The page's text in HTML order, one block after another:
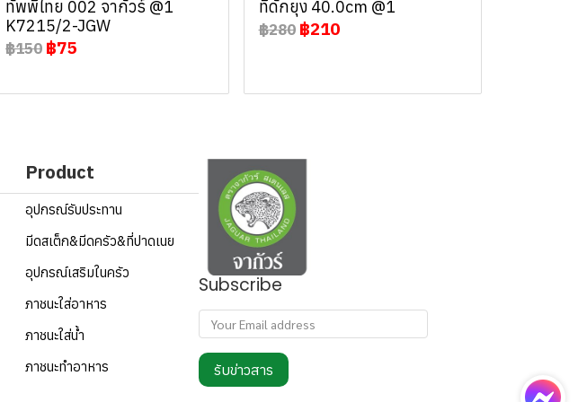
ทัพพีไทย 002 จากัวร์ @1
K7215/2-JGW
฿150 ฿75
ที่ดักยุง 40.0cm @1
฿280 ฿210
Product
อุปกรณ์รับประทาน
มีดสเต็ก&มีดครัว&ที่ปาดเนย
อุปกรณ์เสริมในครัว
ภาชนะใส่อาหาร
ภาชนะใส่น้ำ
ภาชนะทำอาหาร
Subscribe
รับข่าวสาร